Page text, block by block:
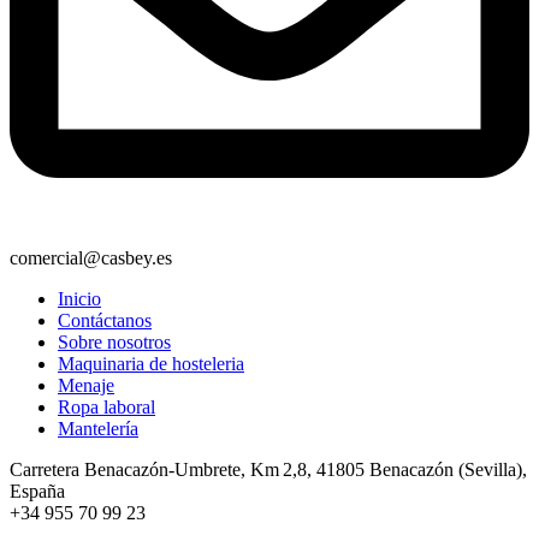
comercial@casbey.es
Inicio
Contáctanos
Sobre nosotros
Maquinaria de hosteleria
Menaje
Ropa laboral
Mantelería
Carretera Benacazón-Umbrete, Km 2,8, 41805 Benacazón (Sevilla),
España
+34 955 70 99 23